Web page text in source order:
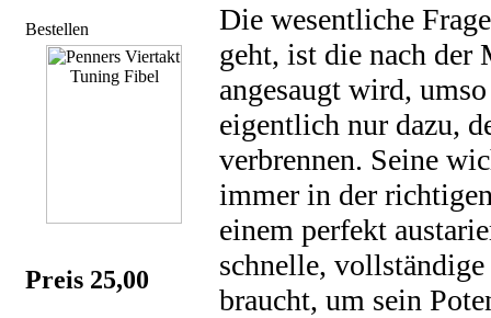
Bestellen
Preis 25,00
Die wesentliche
geht, ist die nach der
angesaugt wird,
eigentlich nur dazu,
verbrennen. Seine
immer in der
einem perfekt
schnelle,
braucht, um sein